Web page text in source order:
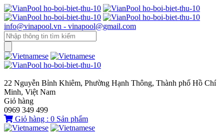
info@vinapool.vn - vinapool@gmail.com
22 Nguyễn Bỉnh Khiêm, Phường Hạnh Thông, Thành phố Hồ Chí
Minh, Việt Nam
Giỏ hàng
0969 349 499
Giỏ hàng : 0 Sản phẩm